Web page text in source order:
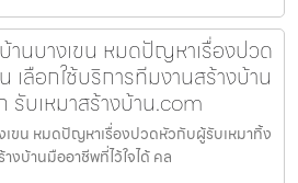
านบางเขน หมดปัญหาเรื่องปวด
เลือกใช้บริการทีมงานสร้างบ้าน
รับเหมาสร้างบ้าน.com
เขน หมดปัญหาเรื่องปวดหัวกับผู้รับเหมาทิ้ง
งบ้านมืออาชีพที่ไว้ใจได้ คล